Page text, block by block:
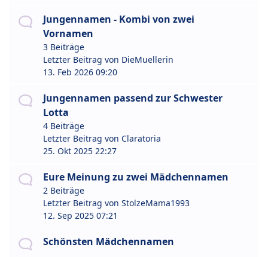
Jungennamen - Kombi von zwei
Vornamen
3 Beiträge
Letzter Beitrag von DieMuellerin
13. Feb 2026 09:20
Jungennamen passend zur Schwester
Lotta
4 Beiträge
Letzter Beitrag von Claratoria
25. Okt 2025 22:27
Eure Meinung zu zwei Mädchennamen
2 Beiträge
Letzter Beitrag von StolzeMama1993
12. Sep 2025 07:21
Schönsten Mädchennamen